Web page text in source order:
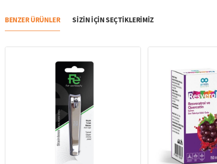
BENZER ÜRÜNLER SIZIN IÇIN SEÇTIKLERIMIZ